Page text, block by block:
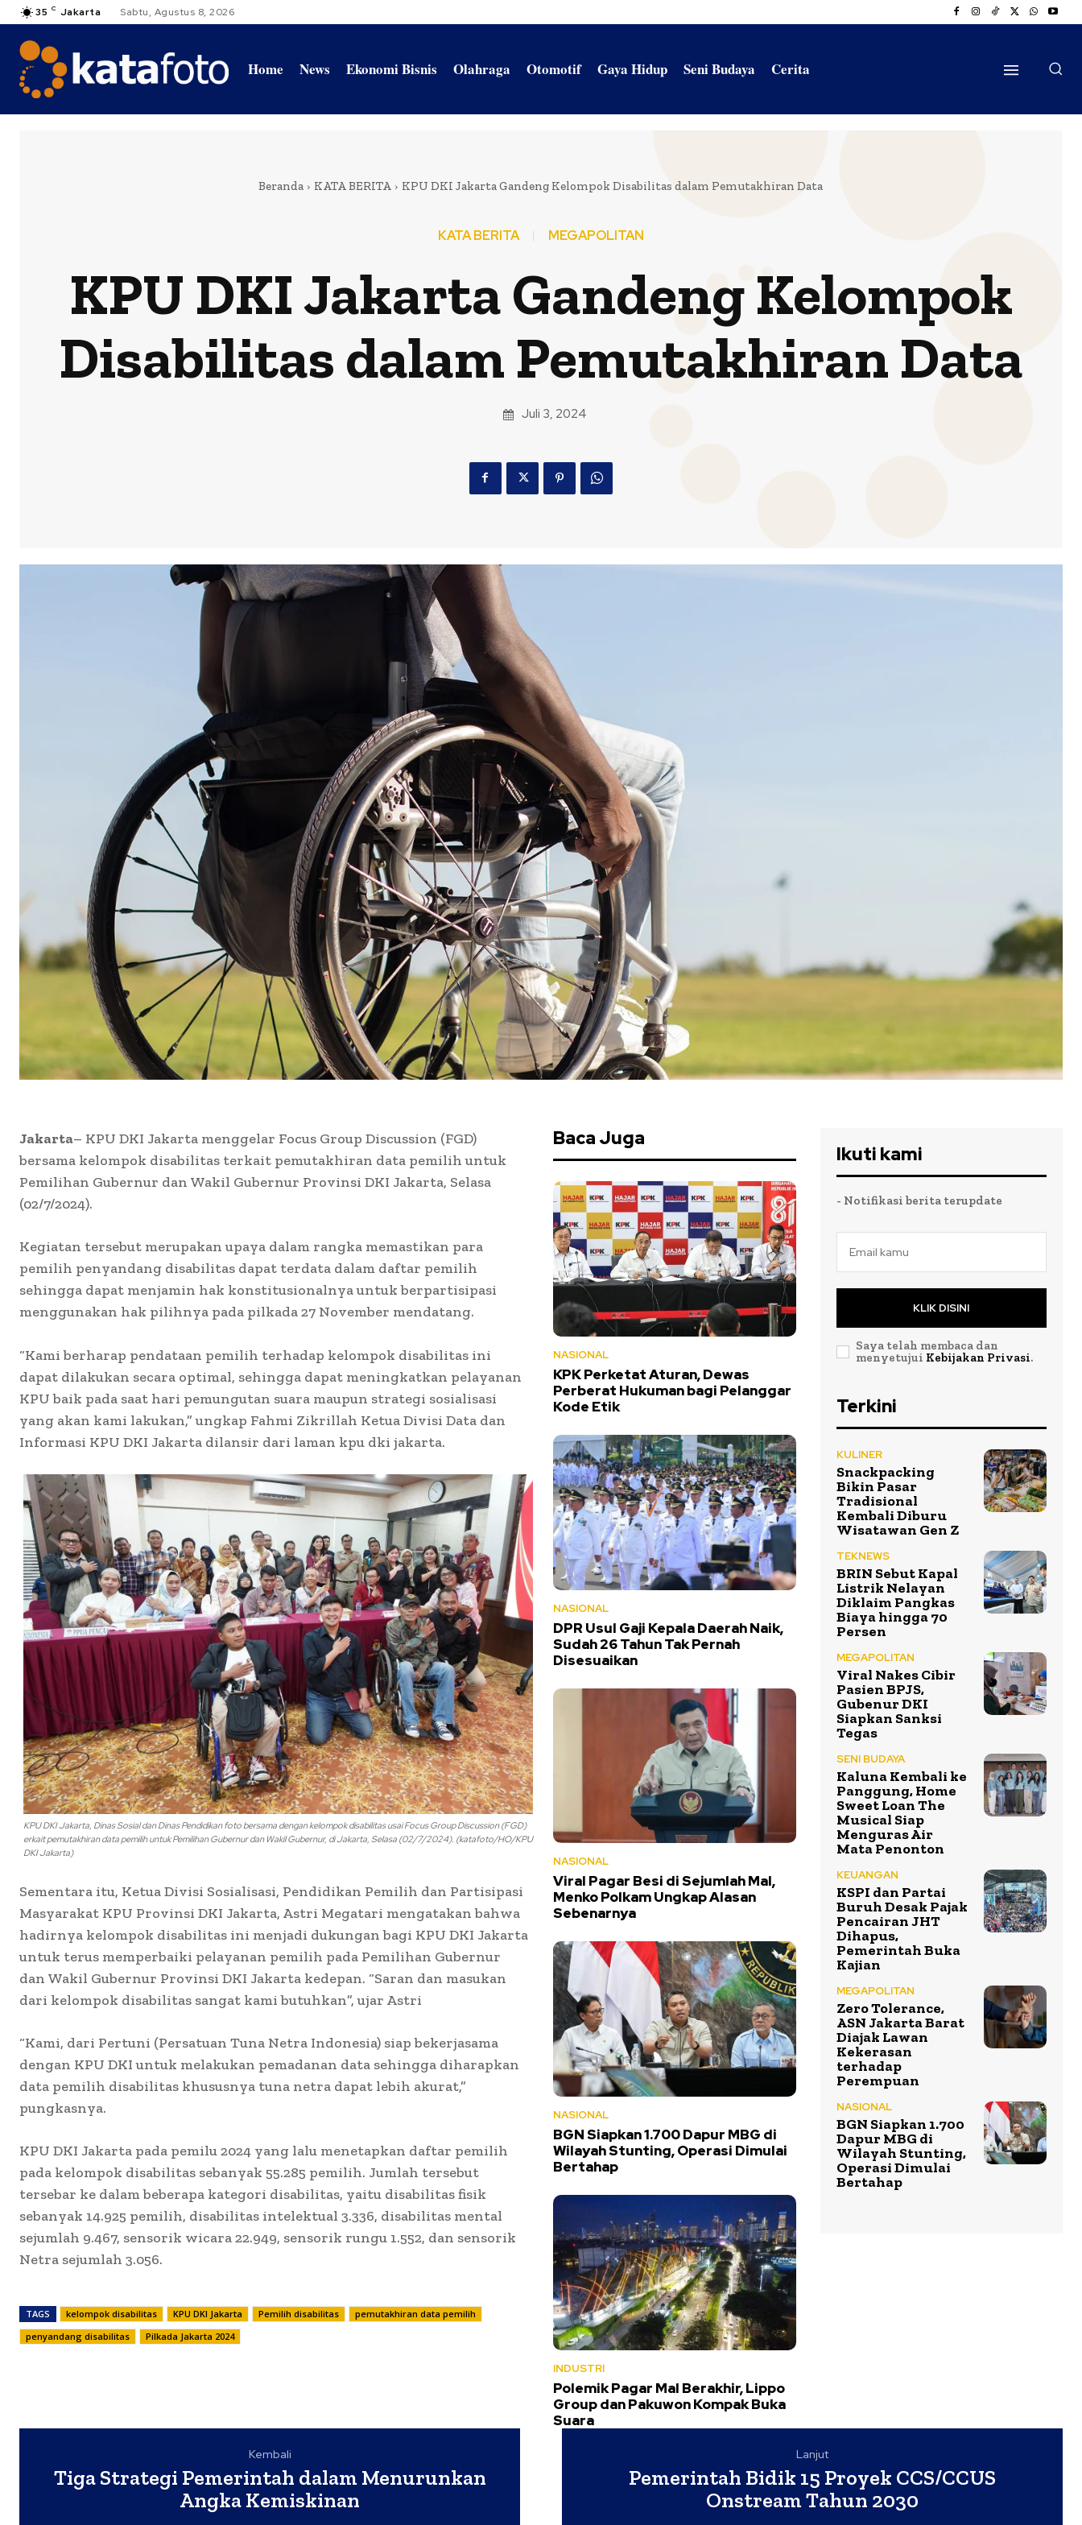
35 C Jakarta Sabtu, Agustus 8, 2026
Home News Ekonomi Bisnis Olahraga Otomotif Gaya Hidup Seni Budaya Cerita
Beranda KATA BERITA KPU DKI Jakarta Gandeng Kelompok Disabilitas dalam Pemutakhiran Data
KATA BERITA MEGAPOLITAN
KPU DKI Jakarta Gandeng Kelompok
Disabilitas dalam Pemutakhiran Data
Juli 3, 2024
Jakarta– KPU DKI Jakarta menggelar Focus Group Discussion (FGD)
bersama kelompok disabilitas terkait pemutakhiran data pemilih untuk
Pemilihan Gubernur dan Wakil Gubernur Provinsi DKI Jakarta, Selasa
(02/7/2024).
Kegiatan tersebut merupakan upaya dalam rangka memastikan para
pemilih penyandang disabilitas dapat terdata dalam daftar pemilih
sehingga dapat menjamin hak konstitusionalnya untuk berpartisipasi
menggunakan hak pilihnya pada pilkada 27 November mendatang.
“Kami berharap pendataan pemilih terhadap kelompok disabilitas ini
dapat dilakukan secara optimal, sehingga dapat meningkatkan pelayanan
KPU baik pada saat hari pemungutan suara maupun strategi sosialisasi
yang akan kami lakukan,” ungkap Fahmi Zikrillah Ketua Divisi Data dan
Informasi KPU DKI Jakarta dilansir dari laman kpu dki jakarta.
KPU DKI Jakarta, Dinas Sosial dan Dinas Pendidikan foto bersama dengan kelompok disabilitas usai Focus Group Discussion (FGD)
erkait pemutakhiran data pemilih untuk Pemilihan Gubernur dan Wakil Gubernur, di Jakarta, Selasa (02/7/2024). (katafoto/HO/KPU
DKI Jakarta)
Sementara itu, Ketua Divisi Sosialisasi, Pendidikan Pemilih dan Partisipasi
Masyarakat KPU Provinsi DKI Jakarta, Astri Megatari mengatakan bahwa
hadirnya kelompok disabilitas ini menjadi dukungan bagi KPU DKI Jakarta
untuk terus memperbaiki pelayanan pemilih pada Pemilihan Gubernur
dan Wakil Gubernur Provinsi DKI Jakarta kedepan. “Saran dan masukan
dari kelompok disabilitas sangat kami butuhkan”, ujar Astri
“Kami, dari Pertuni (Persatuan Tuna Netra Indonesia) siap bekerjasama
dengan KPU DKI untuk melakukan pemadanan data sehingga diharapkan
data pemilih disabilitas khususnya tuna netra dapat lebih akurat,”
pungkasnya.
KPU DKI Jakarta pada pemilu 2024 yang lalu menetapkan daftar pemilih
pada kelompok disabilitas sebanyak 55.285 pemilih. Jumlah tersebut
tersebar ke dalam beberapa kategori disabilitas, yaitu disabilitas fisik
sebanyak 14.925 pemilih, disabilitas intelektual 3.336, disabilitas mental
sejumlah 9.467, sensorik wicara 22.949, sensorik rungu 1.552, dan sensorik
Netra sejumlah 3.056.
TAGS kelompok disabilitas KPU DKI Jakarta Pemilih disabilitas
pemutakhiran data pemilih
penyandang disabilitas
Pilkada Jakarta 2024
Baca Juga
NASIONAL
KPK Perketat Aturan, Dewas
Perberat Hukuman bagi Pelanggar
Kode Etik
NASIONAL
DPR Usul Gaji Kepala Daerah Naik,
Sudah 26 Tahun Tak Pernah
Disesuaikan
NASIONAL
Viral Pagar Besi di Sejumlah Mal,
Menko Polkam Ungkap Alasan
Sebenarnya
NASIONAL
BGN Siapkan 1.700 Dapur MBG di
Wilayah Stunting, Operasi Dimulai
Bertahap
INDUSTRI
Polemik Pagar Mal Berakhir, Lippo
Group dan Pakuwon Kompak Buka
Suara
Ikuti kami
- Notifikasi berita terupdate
KLIK DISINI
Saya telah membaca dan
menyetujui Kebijakan Privasi.
Terkini
KULINER
Snackpacking
Bikin Pasar
Tradisional
Kembali Diburu
Wisatawan Gen Z
TEKNEWS
BRIN Sebut Kapal
Listrik Nelayan
Diklaim Pangkas
Biaya hingga 70
Persen
MEGAPOLITAN
Viral Nakes Cibir
Pasien BPJS,
Gubenur DKI
Siapkan Sanksi
Tegas
SENI BUDAYA
Kaluna Kembali ke
Panggung, Home
Sweet Loan The
Musical Siap
Menguras Air
Mata Penonton
KEUANGAN
KSPI dan Partai
Buruh Desak Pajak
Pencairan JHT
Dihapus,
Pemerintah Buka
Kajian
MEGAPOLITAN
Zero Tolerance,
ASN Jakarta Barat
Diajak Lawan
Kekerasan
terhadap
Perempuan
NASIONAL
BGN Siapkan 1.700
Dapur MBG di
Wilayah Stunting,
Operasi Dimulai
Bertahap
Kembali
Tiga Strategi Pemerintah dalam Menurunkan
Angka Kemiskinan
Lanjut
Pemerintah Bidik 15 Proyek CCS/CCUS
Onstream Tahun 2030